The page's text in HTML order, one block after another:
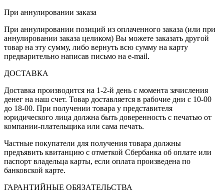
При аннулировании заказа
При аннулировании позиций из оплаченного заказа (или при
аннулировании заказа целиком) Вы можете заказать другой
товар на эту сумму, либо вернуть всю сумму на карту
предварительно написав письмо на e-mail.
ДОСТАВКА
Доставка производится на 1-2-й день с момента зачисления
денег на наш счет. Товар доставляется в рабочие дни с 10-00
до 18-00. При получении товара у представителя
юридического лица должна быть доверенность с печатью от
компании-плательщика или сама печать.
Частные покупатели для получения товара должны
предъявить квитанцию с отметкой Сбербанка об оплате или
паспорт владельца карты, если оплата произведена по
банковской карте.
ГАРАНТИЙНЫЕ ОБЯЗАТЕЛЬСТВА